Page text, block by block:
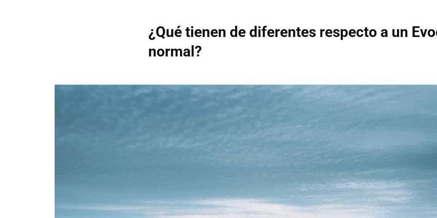
¿Qué tienen de diferentes respecto a un
normal?